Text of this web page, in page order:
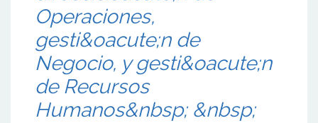
Operaciones,
gesti&oacute;n de
Negocio, y gesti&oacute;n
de Recursos
Humanos&nbsp; &nbsp;